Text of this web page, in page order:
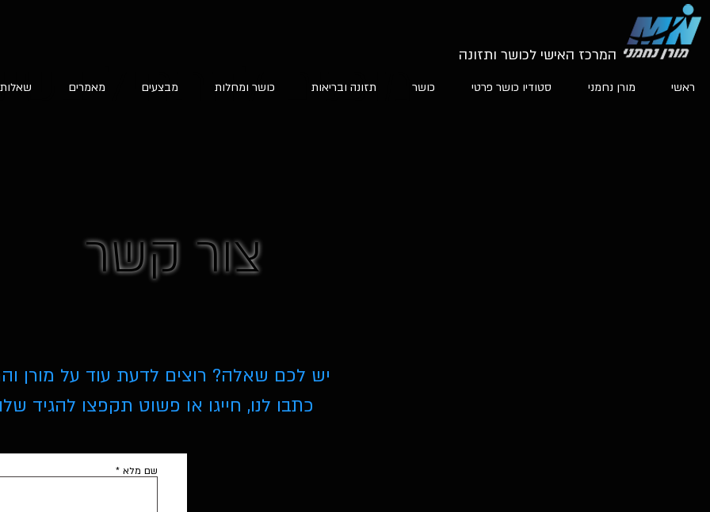
המרכז האישי לכושר ותזונה
ראשי מורן נחמני סטודיו כושר פרטי כושר תזונה ובריאות כושר ומחלות מבצעים מאמרים שאלות מוכנים להתחיל
צור קשר
יש לכם שאלה? רוצים לדעת עוד על מורן
כתבו לנו, חייגו או פשוט תקפצו להגיד
שם מלא